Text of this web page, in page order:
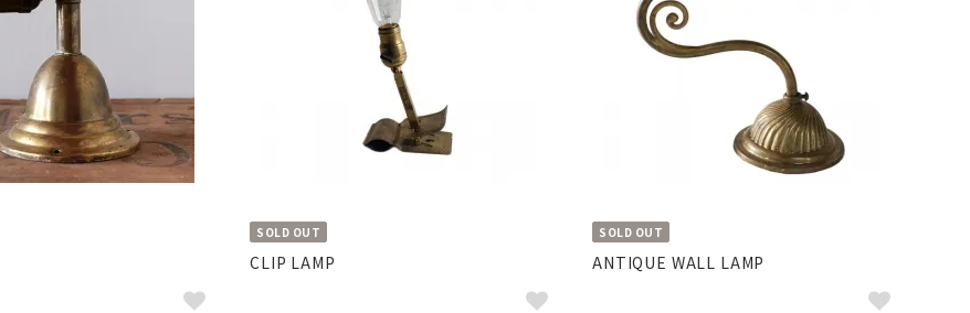
SOLD OUT
CLIP LAMP
SOLD OUT
ANTIQUE WALL LAMP